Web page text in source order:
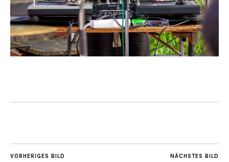
NÄCHSTES BILD
VORHERIGES BILD